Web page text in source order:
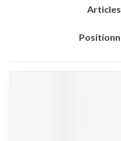
Articles
Trier par: